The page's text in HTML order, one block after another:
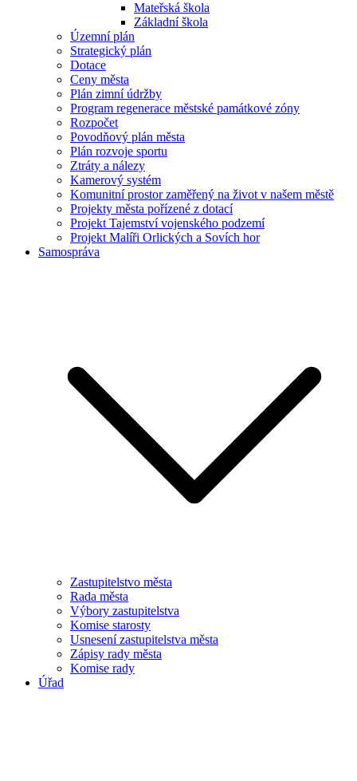
Mateřská škola
Základní škola
Územní plán
Strategický plán
Dotace
Ceny města
Plán zimní údržby
Program regenerace městské památkové zóny
Rozpočet
Povodňový plán města
Plán rozvoje sportu
Ztráty a nálezy
Kamerový systém
Komunitní prostor zaměřený na život v našem městě
Projekty města pořízené z dotací
Projekt Tajemství vojenského podzemí
Projekt Malíři Orlických a Sovích hor
Samospráva
Zastupitelstvo města
Rada města
Výbory zastupitelstva
Komise starosty
Usnesení zastupitelstva města
Zápisy rady města
Komise rady
Úřad